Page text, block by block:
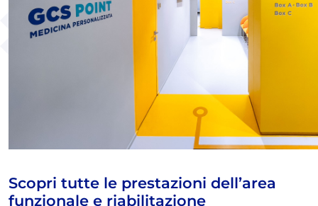
Scopri tutte le prestazioni dell’area
funzionale e riabilitazione